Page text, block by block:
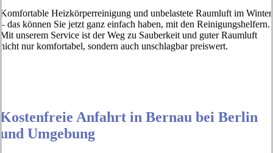
Komfortable Heizkörperreinigung und unbelastete Raumluft im Winter
– das können Sie jetzt ganz einfach haben, mit den Reinigungshelfern.
Mit unserem Service ist der Weg zu Sauberkeit und guter Raumluft
nicht nur komfortabel, sondern auch unschlagbar preiswert.
Kostenfreie Anfahrt in Bernau bei Berlin
und Umgebung